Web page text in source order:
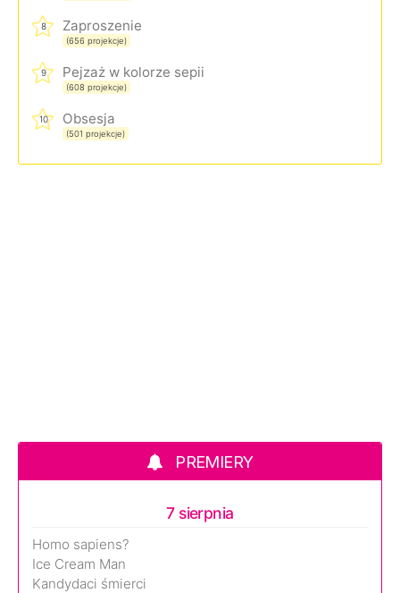
8 Zaproszenie
(656 projekcje)
9 Pejzaż w kolorze sepii
(608 projekcje)
10 Obsesja
(501 projekcje)
PREMIERY
7 sierpnia
Homo sapiens?
Ice Cream Man
Kandydaci śmierci